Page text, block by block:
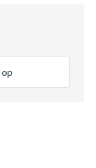
op